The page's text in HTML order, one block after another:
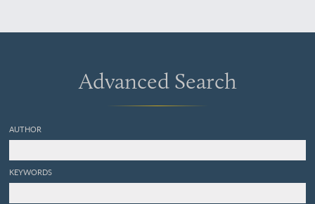
Advanced Search
AUTHOR
KEYWORDS